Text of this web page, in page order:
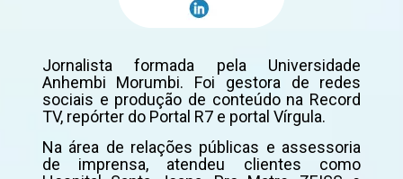
Jornalista formada pela Universidade
Anhembi Morumbi. Foi gestora de redes
sociais e produção de conteúdo na Record
TV, repórter do Portal R7 e portal Vírgula.
Na área de relações públicas e assessoria
de imprensa, atendeu clientes como